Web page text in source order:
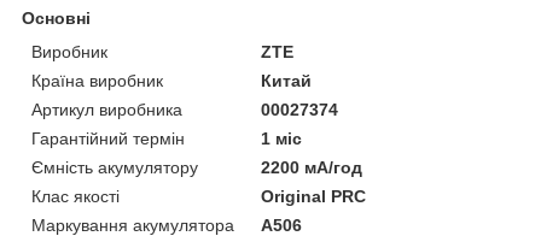
Основні
Виробник
ZTE
Країна виробник
Китай
Артикул виробника
00027374
Гарантійний термін
1 міс
Ємність акумулятору
2200 мА/год
Клас якості
Original PRC
Маркування акумулятора
A506